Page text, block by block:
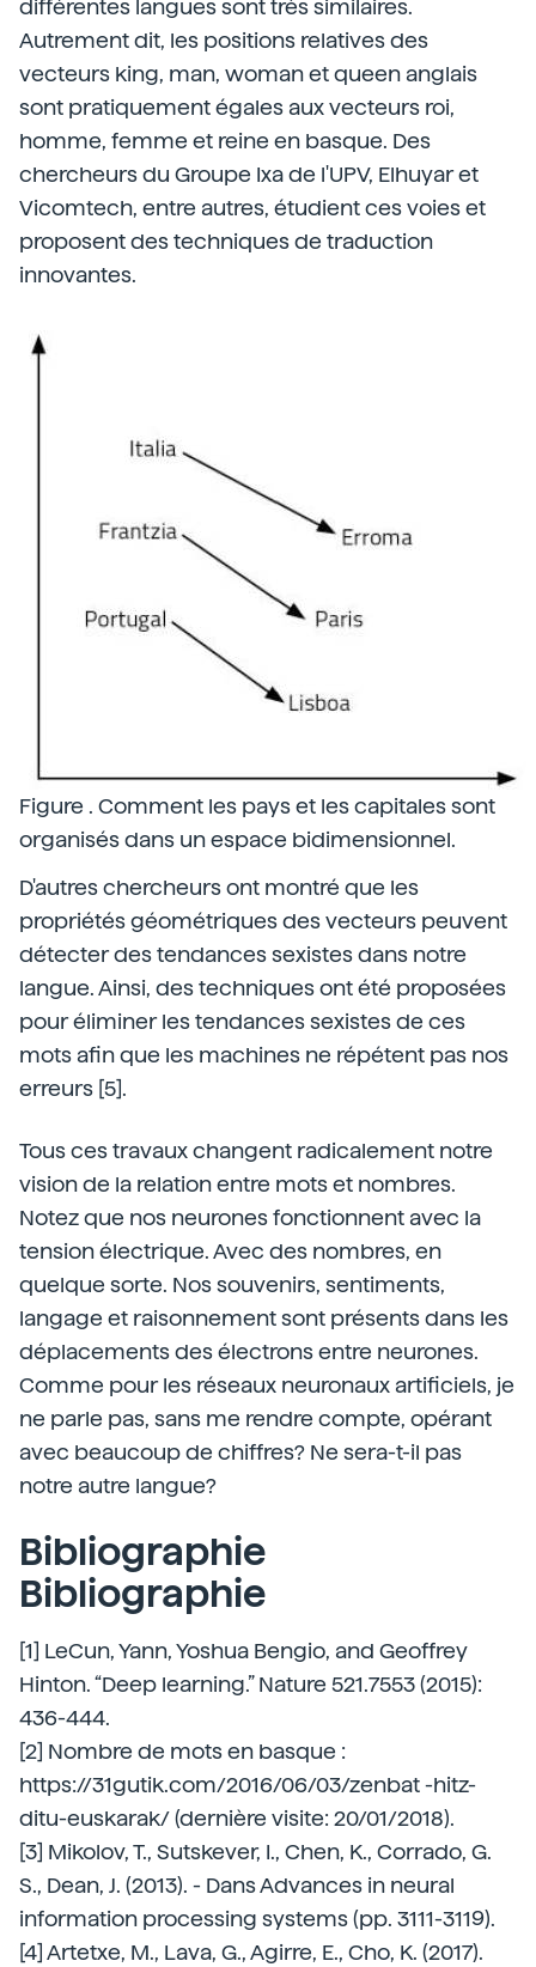
différentes langues sont très similaires.
Autrement dit, les positions relatives des
vecteurs king, man, woman et queen anglais
sont pratiquement égales aux vecteurs roi,
homme, femme et reine en basque. Des
chercheurs du Groupe Ixa de l'UPV, Elhuyar et
Vicomtech, entre autres, étudient ces voies et
proposent des techniques de traduction
innovantes.
Figure . Comment les pays et les capitales sont
organisés dans un espace bidimensionnel.
D'autres chercheurs ont montré que les
propriétés géométriques des vecteurs peuvent
détecter des tendances sexistes dans notre
langue. Ainsi, des techniques ont été proposées
pour éliminer les tendances sexistes de ces
mots afin que les machines ne répétent pas nos
erreurs [5].
Tous ces travaux changent radicalement notre
vision de la relation entre mots et nombres.
Notez que nos neurones fonctionnent avec la
tension électrique. Avec des nombres, en
quelque sorte. Nos souvenirs, sentiments,
langage et raisonnement sont présents dans les
déplacements des électrons entre neurones.
Comme pour les réseaux neuronaux artificiels, je
ne parle pas, sans me rendre compte, opérant
avec beaucoup de chiffres? Ne sera-t-il pas
notre autre langue?
Bibliographie
Bibliographie
[1] LeCun, Yann, Yoshua Bengio, and Geoffrey
Hinton. “Deep learning.” Nature 521.7553 (2015):
436-444.
[2] Nombre de mots en basque :
https://31gutik.com/2016/06/03/zenbat -hitz-
ditu-euskarak/ (dernière visite: 20/01/2018).
[3] Mikolov, T., Sutskever, I., Chen, K., Corrado, G.
S., Dean, J. (2013). - Dans Advances in neural
information processing systems (pp. 3111-3119).
[4] Artetxe, M., Lava, G., Agirre, E., Cho, K. (2017).